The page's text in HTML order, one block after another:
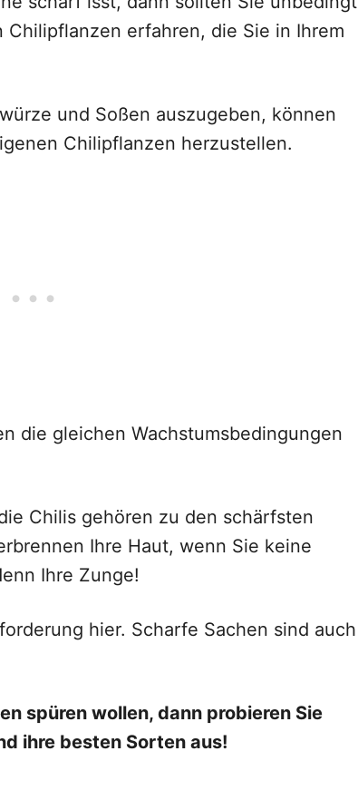
erfahren, die Sie in Ihrem
und Soßen auszugeben, können
Chilipflanzen herzustellen.
die gleichen Wachstumsbedingungen
Chilis gehören zu den schärfsten
Ihre Haut, wenn Sie keine
Ihre Zunge!
hier. Scharfe Sachen sind auch
spüren wollen, dann probieren Sie
ihre besten Sorten aus!